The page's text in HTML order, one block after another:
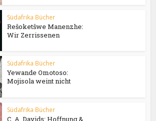
Südafrika Bücher
Rešoketšwe Manenzhe:
Wir Zerrissenen
Südafrika Bücher
Yewande Omotoso:
Mojisola weint nicht
Südafrika Bücher
C. A. Davids: Hoffnung &